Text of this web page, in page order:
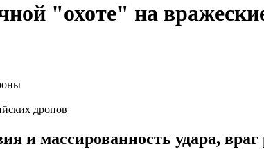
"охоте" на
дронов
и массированность удара,